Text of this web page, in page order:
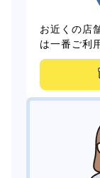
お近くの店
は一番ご利